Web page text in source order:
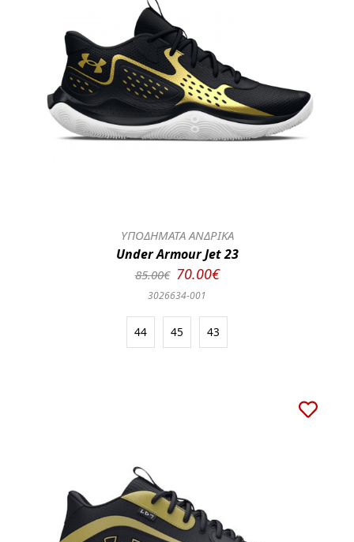
ΥΠΟΔΗΜΑΤΑ ΑΝΔΡΙΚΑ
Under Armour Jet 23
85.00€ 70.00€
3026634-001
44 45 43